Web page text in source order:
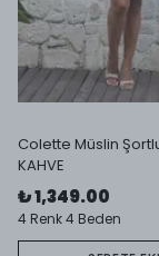
Colette Müslin
KAHVE
₺ 1,349.00
4 Renk 4 Beden